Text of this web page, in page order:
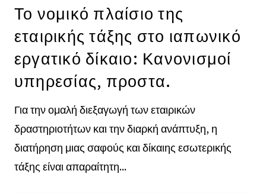
Το νομικό πλαίσιο της
εταιρικής τάξης στο ιαπωνικό
εργατικό δίκαιο: Κανονισμοί
υπηρεσίας, προστα.
Για την ομαλή διεξαγωγή των εταιρικών
δραστηριοτήτων και την διαρκή ανάπτυξη, η
διατήρηση μιας σαφούς και δίκαιης εσωτερικής
τάξης είναι απαραίτητη...